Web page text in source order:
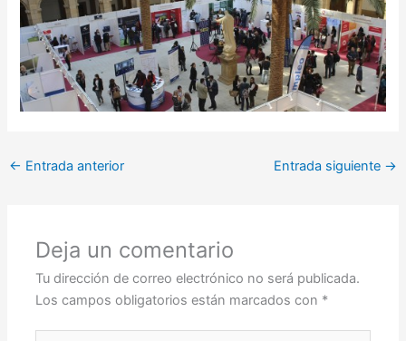
← Entrada anterior Entrada siguiente →
Deja un comentario
Tu dirección de correo electrónico no será publicada.
Los campos obligatorios están marcados con *